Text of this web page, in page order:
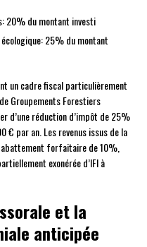
20% du montant investi
25% du montant
un cadre fiscal particulièrement
Groupements Forestiers
d’une réduction d’impôt de 25%
€ par an. Les revenus issus de la
abattement forfaitaire de 10%,
exonérée d’IFI à
et la
anticipée